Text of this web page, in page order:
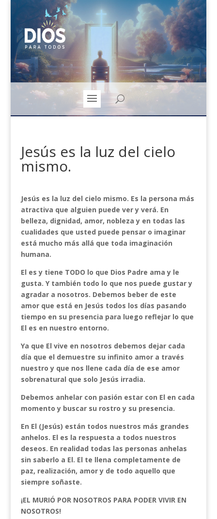
Jesús es la luz del cielo
mismo.
Jesús es la luz del cielo mismo. Es la persona más
atractiva que alguien puede ver y verá. En
belleza, dignidad, amor, nobleza y en todas las
cualidades que usted puede pensar o imaginar
está mucho más allá que toda imaginación
humana.
El es y tiene TODO lo que Dios Padre ama y le
gusta. Y también todo lo que nos puede gustar y
agradar a nosotros. Debemos beber de este
amor que está en Jesús todos los días pasando
tiempo en su presencia para luego reflejar lo que
El es en nuestro entorno.
Ya que El vive en nosotros debemos dejar cada
día que el demuestre su infinito amor a través
nuestro y que nos llene cada día de ese amor
sobrenatural que solo Jesús irradia.
Debemos anhelar con pasión estar con El en cada
momento y buscar su rostro y su presencia.
En El (Jesús) están todos nuestros más grandes
anhelos. El es la respuesta a todos nuestros
deseos. En realidad todas las personas anhelas
sin saberlo a El. El te llena completamente de
paz, realización, amor y de todo aquello que
siempre soñaste.
¡EL MURIÓ POR NOSOTROS PARA PODER VIVIR EN
NOSOTROS!